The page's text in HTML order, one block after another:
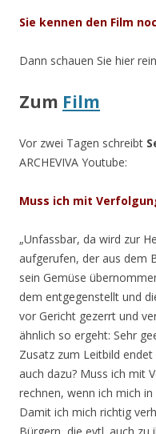
Sie kennen den Film
Dann schauen Sie hier
Zum Film
Vor zwei Tagen schreibt
ARCHEVIVA Youtube:
Muss ich mit
„Unfassbar, da wird zur
aufgerufen, der aus dem
sein Gemüse
dem entgegenstellt und
vor Gericht gezerrt und
ähnlich so ergeht: Sehr
Zusatz zum Leitbild
auch dazu? Muss ich mit
rechnen, wenn ich mich
Damit ich mich richtig
Bürgern, die evtl. auch